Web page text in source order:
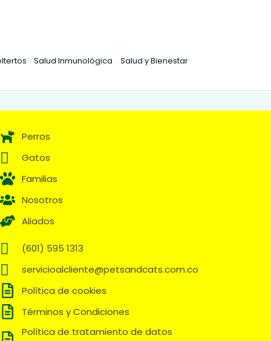
Salud Inmunológica Salud y Bienestar
Perros
Gatos
Familias
Nosotros
Aliados
(601) 595 1313
servicioalcliente@petsandcats.com.co
Política de cookies
Términos y Condiciones
Política de tratamiento de datos